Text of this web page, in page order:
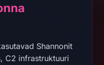
Shannonit
C2 infrastruktuuri